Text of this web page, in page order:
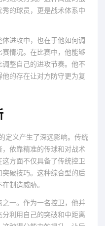
的球员，更是战术体系中
进攻中，也在于他如何调
情况。在比赛中，他能够
整自己的进攻节奏。他不
的存在让对方防守更为复
定义产生了深远影响。传统
依靠精准的传球和对战术
方面不仅具备了传统控卫
破技巧。这种综合型的后
制造威胁。
一。作为一名控卫，他并
利用自己的突破和中距离